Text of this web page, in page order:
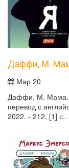
Даффи, М.
Мар 20
Даффи, М. Мама.
перевод с
2022. - 212, [1]